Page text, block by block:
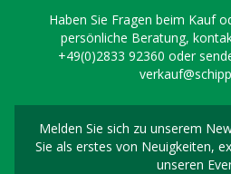
Haben Sie Fragen beim Kauf
persönliche Beratung,
+49(0)2833 92360 oder
Melden Sie sich zu unserem
Sie als erstes von Neuigkeiten,
unseren